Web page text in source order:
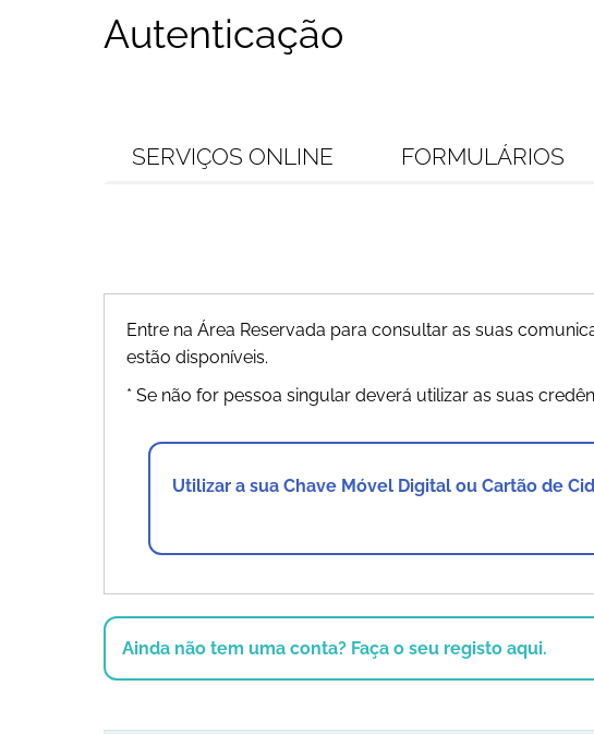
Autenticação
SERVIÇOS ONLINE FORMULÁRIOS
Entre na Área Reservada para consultar as suas
estão disponíveis.
* Se não for pessoa singular deverá utilizar as suas
Utilizar a sua Chave Móvel Digital ou Cartão de
Ainda não tem uma conta? Faça o seu registo aqui.